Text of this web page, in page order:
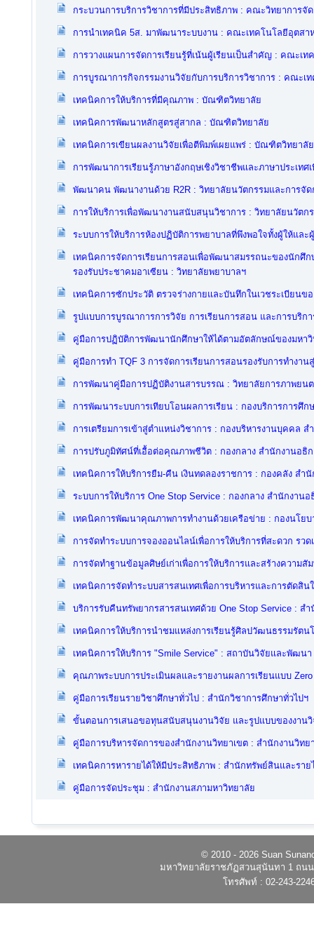
กระบวนการบริการวิชาการที่มีประสิทธิภาพ : คณะวิทยาการจั
การนำเทคนิค 5ส. มาพัฒนาระบบงาน : คณะเทคโนโลยีอุตสา
การวางแผนการจัดการเรียนรู้ที่เน้นผู้เรียนเป็นสำคัญ : คณะเท
การบูรณาการกิจกรรมงานวิจัยกับการบริการวิชาการ : คณะเ
เทคนิคการให้บริการที่มีคุณภาพ : บัณฑิตวิทยาลัย
เทคนิคการพัฒนาหลักสูตรสู่สากล : บัณฑิตวิทยาลัย
เทคนิคการเขียนผลงานวิจัยเพื่อตีพิมพ์เผยแพร่ : บัณฑิตวิทยาลัย
การพัฒนาการเรียนรู้ภาษาอังกฤษเชิงวิชาชีพและภาษาประเท
พัฒนาคน พัฒนางานด้วย R2R : วิทยาลัยนวัตกรรมและการจัด
การให้บริการเพื่อพัฒนางานสนับสนุนวิชาการ : วิทยาลัยนวัตก
ระบบการให้บริการห้องปฏิบัติการพยาบาลที่พึงพอใจทั้งผู้ให้แล
เทคนิคการจัดการเรียนการสอนเพื่อพัฒนาสมรรถนะของนักศึ
รองรับประชาคมอาเซียน : วิทยาลัยพยาบาลฯ
เทคนิคการซักประวัติ ตรวจร่างกายและบันทึกในเวชระเบียน
รูปแบบการบูรณาการการวิจัย การเรียนการสอน และการบริ
คู่มือการปฏิบัติการพัฒนานักศึกษาให้ได้ตามอัตลักษณ์ของมหา
คู่มือการทำ TQF 3 การจัดการเรียนการสอนรองรับการทำงา
การพัฒนาคู่มือการปฏิบัติงานสารบรรณ : วิทยาลัยการภาพยน
การพัฒนาระบบการเทียบโอนผลการเรียน : กองบริการการศึก
การเตรียมการเข้าสู่ตำแหน่งวิชาการ : กองบริหารงานบุคคล ส
การปรับภูมิทัศน์ที่เอื้อต่อคุณภาพชีวิต : กองกลาง สำนักงานอธิ
เทคนิคการให้บริการยืม-คืน เงินทดลองราชการ : กองคลัง สำ
ระบบการให้บริการ One Stop Service : กองกลาง สำนักงานอ
เทคนิคการพัฒนาคุณภาพการทำงานด้วยเครือข่าย : กองนโย
การจัดทำระบบการจองออนไลน์เพื่อการให้บริการที่สะดวก ร
การจัดทำฐานข้อมูลศิษย์เก่าเพื่อการให้บริการและสร้างควา
เทคนิคการจัดทำระบบสารสนเทศเพื่อการบริหารและการตัดสิ
บริการรับคืนทรัพยากรสารสนเทศด้วย One Stop Service : ส
เทคนิคการให้บริการนำชมแหล่งการเรียนรู้ศิลปวัฒนธรรมรัต
เทคนิคการให้บริการ "Smile Service" : สถาบันวิจัยและพัฒนา
คุณภาพระบบการประเมินผลและรายงานผลการเรียนแบบ
คู่มือการเรียนรายวิชาศึกษาทั่วไป : สำนักวิชาการศึกษาทั่วไปฯ
ขั้นตอนการเสนอขอทุนสนับสนุนงานวิจัย และรูปแบบของงาน
คู่มือการบริหารจัดการของสำนักงานวิทยาเขต : สำนักงานวิทย
เทคนิคการหารายได้ให้มีประสิทธิภาพ : สำนักทรัพย์สินและราย
คู่มือการจัดประชุม : สำนักงานสภามหาวิทยาลัย
© 2010 - 2026 Suan
มหาวิทยาลัยราชภัฏสวนสุนันทา 1 ถนน
โทรศัพท์ : 02-243-